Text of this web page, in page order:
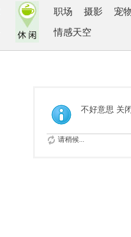
职场 摄影 宠
情感天空
不好意思 关
请稍候...